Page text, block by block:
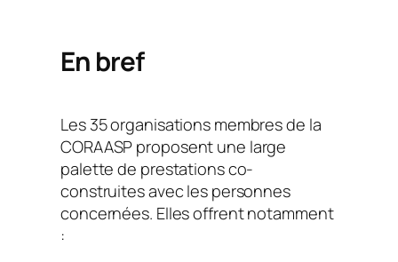
En bref
Les 35 organisations membres de la
CORAASP proposent une large
palette de prestations co-
construites avec les personnes
concernées. Elles offrent notamment
: